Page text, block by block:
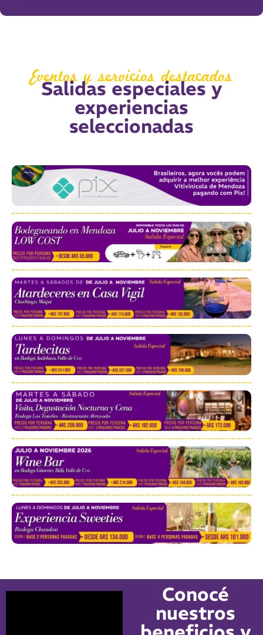
Eventos y servicios destacados
Salidas especiales y
experiencias
seleccionadas
Conocé
nuestros